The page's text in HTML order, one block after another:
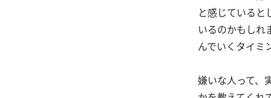
と感じている
いるのかもしれ
んでいくタイミ
嫌いな人って、